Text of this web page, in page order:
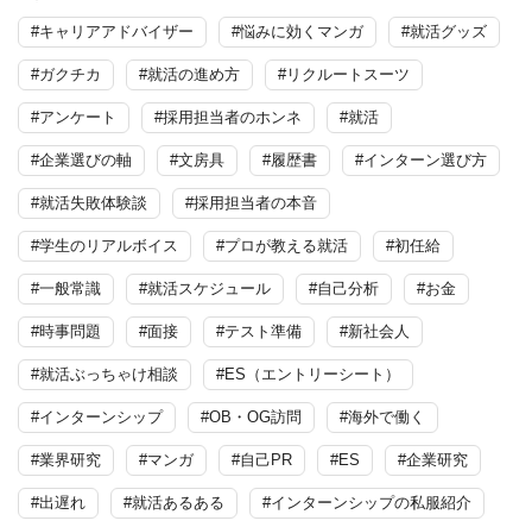
#キャリアアドバイザー #悩みに効くマンガ #就活グッズ
#ガクチカ #就活の進め方 #リクルートスーツ
#アンケート #採用担当者のホンネ #就活
#企業選びの軸 #文房具 #履歴書 #インターン選び方
#就活失敗体験談 #採用担当者の本音
#学生のリアルボイス #プロが教える就活 #初任給
#一般常識 #就活スケジュール #自己分析 #お金
#時事問題 #面接 #テスト準備 #新社会人
#就活ぶっちゃけ相談 #ES（エントリーシート）
#インターンシップ #OB・OG訪問 #海外で働く
#業界研究 #マンガ #自己PR #ES #企業研究
#出遅れ #就活あるある #インターンシップの私服紹介